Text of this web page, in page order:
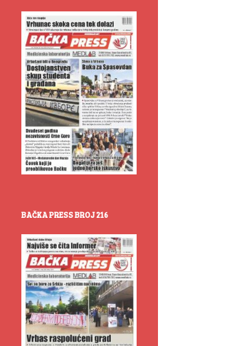
BAČKA PRESS BROJ 216